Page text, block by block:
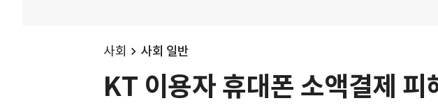
사회 사회 일반
KT 이용자 휴대폰 소액결제